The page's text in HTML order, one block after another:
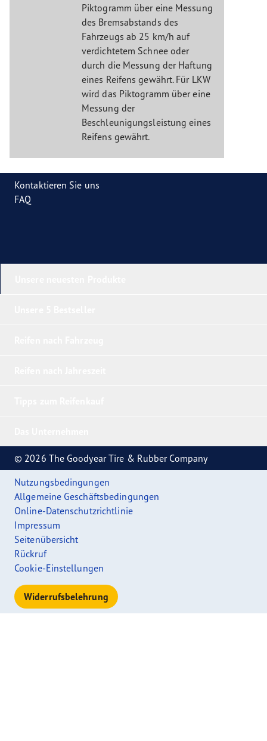
Piktogramm über eine Messung
des Bremsabstands des
Fahrzeugs ab 25 km/h auf
verdichtetem Schnee oder
durch die Messung der Haftung
eines Reifens gewährt. Für LKW
wird das Piktogramm über eine
Messung der
Beschleunigungsleistung eines
Reifens gewährt.
Kontaktieren Sie uns
FAQ
© 2026 The Goodyear Tire & Rubber Company
Nutzungsbedingungen
Allgemeine Geschäftsbedingungen
Online-Datenschutzrichtlinie
Impressum
Seitenübersicht
Rückruf
Cookie-Einstellungen
Widerrufsbelehrung